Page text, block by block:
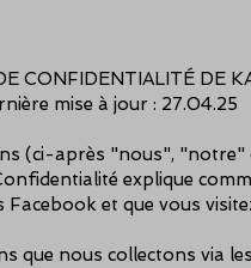
CONFIDENTIALITÉ DE
mise à jour : 27.04.25
(ci-après "nous",
explique
Facebook et que vous
que nous collectons via